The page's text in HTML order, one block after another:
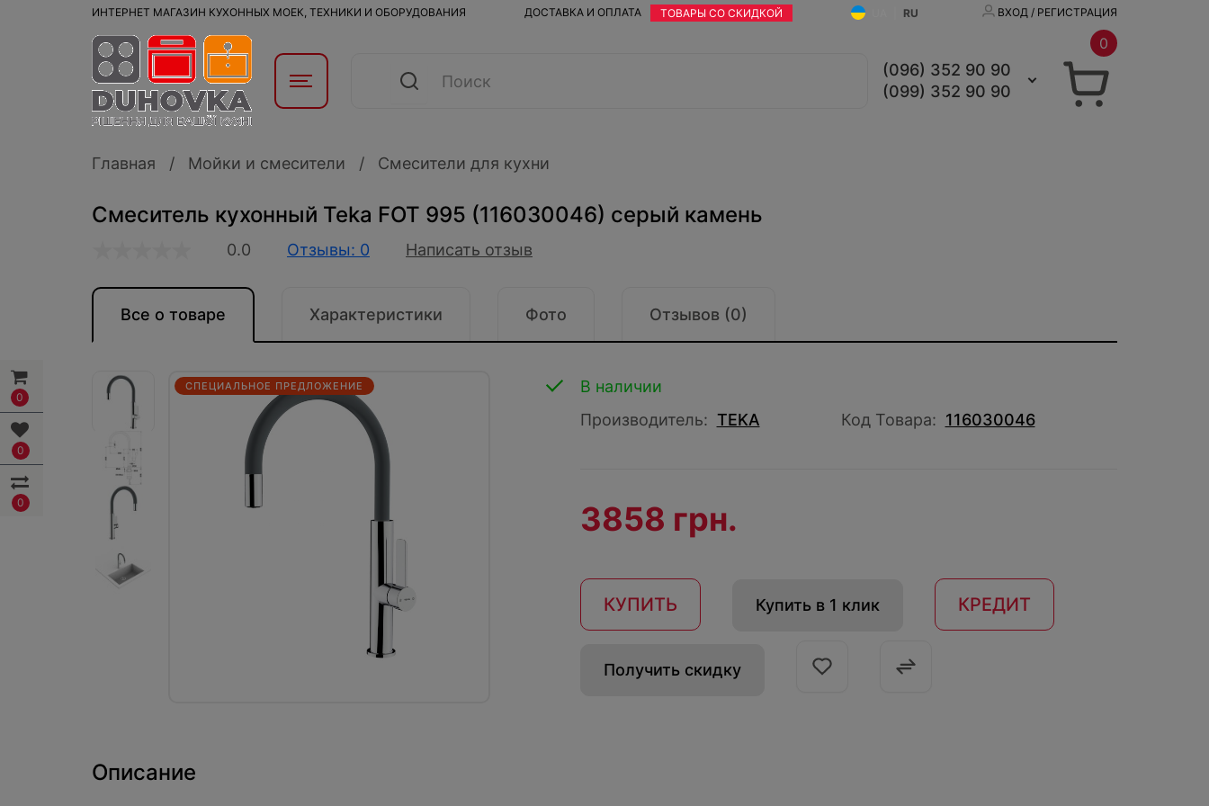
0
0
0
ИНТЕРНЕТ МАГАЗИН КУХОННЫХ МОЕК, ТЕХНИКИ И ОБОРУДОВАНИЯ ДОСТАВКА И ОПЛАТА ТОВАРЫ СО СКИДКОЙ RU ВХОД / РЕГИСТРАЦИЯ
(096) 352 90 90
(099) 352 90 90
0
Главная Мойки и смесители Смесители для кухни
Смеситель кухонный Teka FOT 995 (116030046) серый камень
0.0 Отзывы: 0 Написать отзыв
Все о товаре Характеристики Фото Отзывов (0)
СПЕЦИАЛЬНОЕ ПРЕДЛОЖЕНИЕ
В наличии
Производитель: TEKA Код Товара: 116030046
3858 грн.
КУПИТЬ Купить в 1 клик КРЕДИТ
Получить скидку
Описание